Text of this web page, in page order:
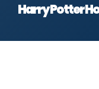
Harry Potter